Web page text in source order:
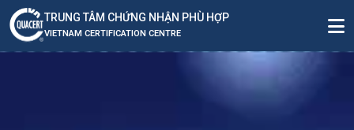
TRUNG TÂM CHỨNG NHẬN PHÙ HỢP
VIETNAM CERTIFICATION CENTRE